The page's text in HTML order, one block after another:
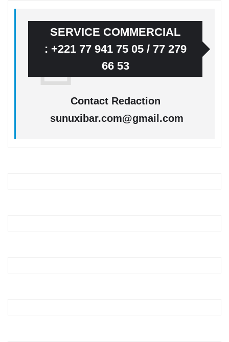
SERVICE COMMERCIAL
: +221 77 941 75 05 / 77 279
66 53
Contact Redaction
sunuxibar.com@gmail.com